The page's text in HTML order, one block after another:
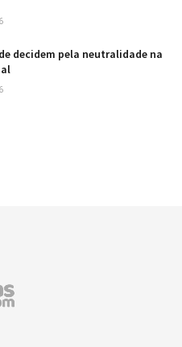
decidem pela neutralidade na